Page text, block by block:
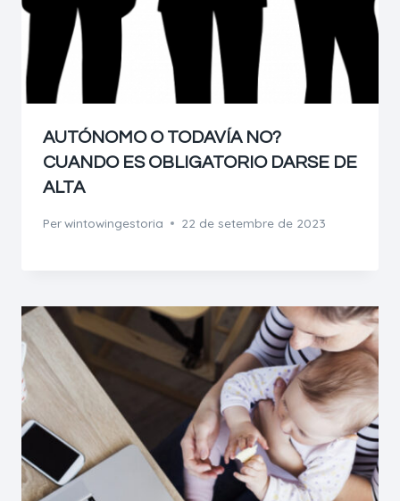
AUTÓNOMO O TODAVÍA NO?
CUANDO ES OBLIGATORIO DARSE DE
ALTA
Perwintowingestoria 22 de setembre de 2023